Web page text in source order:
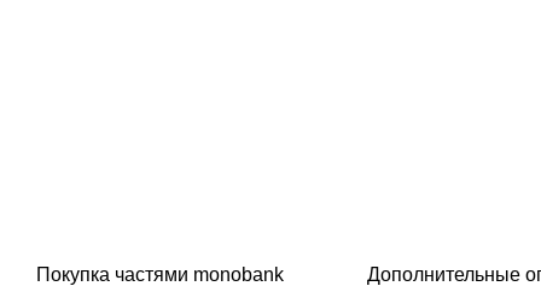
Покупка частями monobank
Дополнительные